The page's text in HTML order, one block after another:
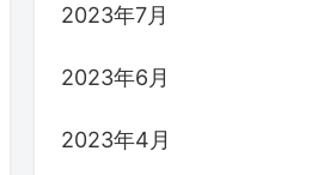
2023年7月
2023年6月
2023年4月